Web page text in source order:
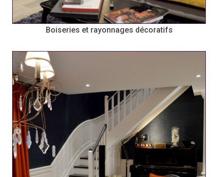
Boiseries et rayonnages décoratifs